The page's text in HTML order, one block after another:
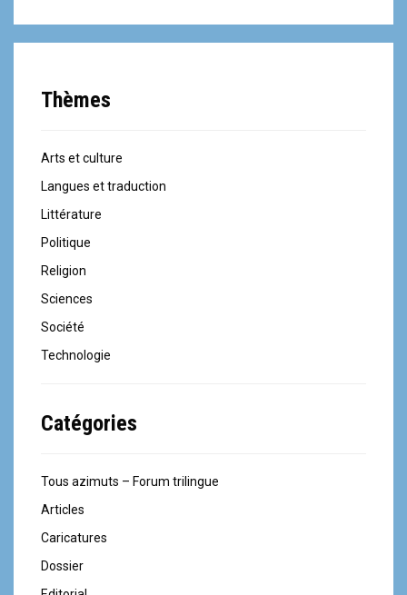
Thèmes
Arts et culture
Langues et traduction
Littérature
Politique
Religion
Sciences
Société
Technologie
Catégories
Tous azimuts – Forum trilingue
Articles
Caricatures
Dossier